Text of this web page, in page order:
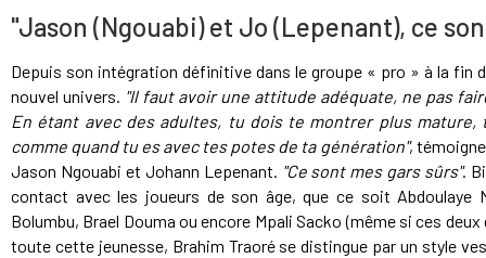
"Jason (Ngouabi) et Jo (Lepenant), ce
Depuis son intégration définitive dans le groupe « pro » à la fin
nouvel univers. "Il faut avoir une attitude adéquate, ne pas
En étant avec des adultes, tu dois te montrer plus
comme quand tu es avec tes potes de ta génération",
Jason Ngouabi et Johann Lepenant. "Ce sont mes gars sûrs".
contact avec les joueurs de son âge, que ce soit Abdoulaye
Bolumbu, Brael Douma ou encore Mpali Sacko (même si ces
toute cette jeunesse, Brahim Traoré se distingue par un style